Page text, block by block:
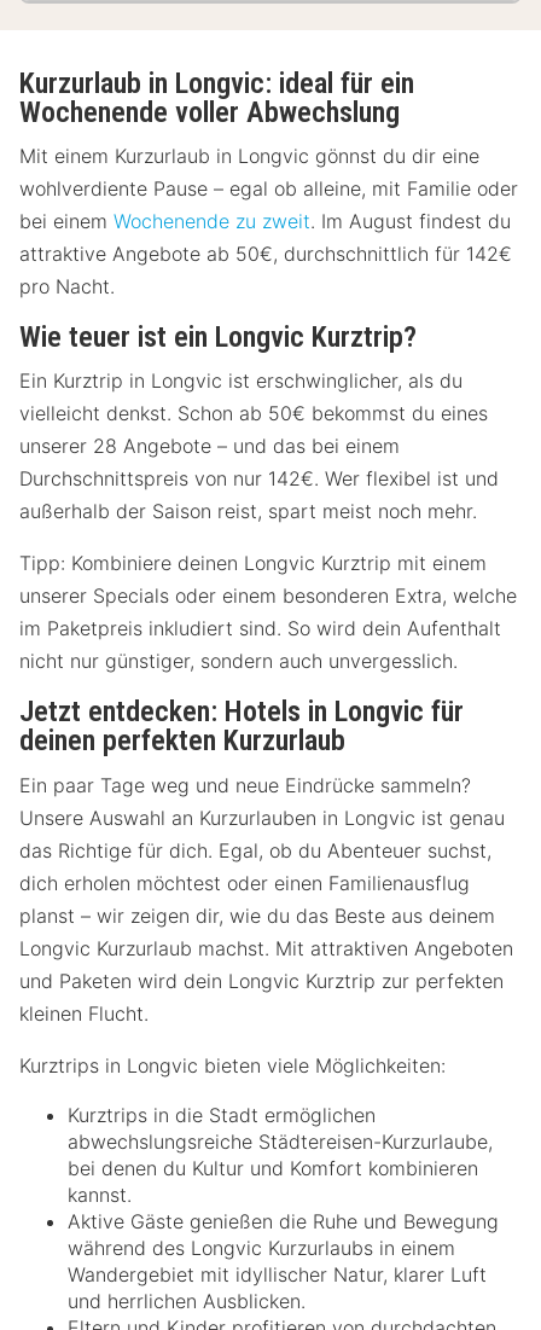
Kurzurlaub in Longvic: ideal für ein
Wochenende voller Abwechslung
Mit einem Kurzurlaub in Longvic gönnst du dir eine
wohlverdiente Pause – egal ob alleine, mit Familie oder
bei einem Wochenende zu zweit. Im August findest du
attraktive Angebote ab 50€, durchschnittlich für 142€
pro Nacht.
Wie teuer ist ein Longvic Kurztrip?
Ein Kurztrip in Longvic ist erschwinglicher, als du
vielleicht denkst. Schon ab 50€ bekommst du eines
unserer 28 Angebote – und das bei einem
Durchschnittspreis von nur 142€. Wer flexibel ist und
außerhalb der Saison reist, spart meist noch mehr.
Tipp: Kombiniere deinen Longvic Kurztrip mit einem
unserer Specials oder einem besonderen Extra, welche
im Paketpreis inkludiert sind. So wird dein Aufenthalt
nicht nur günstiger, sondern auch unvergesslich.
Jetzt entdecken: Hotels in Longvic für
deinen perfekten Kurzurlaub
Ein paar Tage weg und neue Eindrücke sammeln?
Unsere Auswahl an Kurzurlauben in Longvic ist genau
das Richtige für dich. Egal, ob du Abenteuer suchst,
dich erholen möchtest oder einen Familienausflug
planst – wir zeigen dir, wie du das Beste aus deinem
Longvic Kurzurlaub machst. Mit attraktiven Angeboten
und Paketen wird dein Longvic Kurztrip zur perfekten
kleinen Flucht.
Kurztrips in Longvic bieten viele Möglichkeiten:
Kurztrips in die Stadt ermöglichen
abwechslungsreiche Städtereisen-Kurzurlaube,
bei denen du Kultur und Komfort kombinieren
kannst.
Aktive Gäste genießen die Ruhe und Bewegung
während des Longvic Kurzurlaubs in einem
Wandergebiet mit idyllischer Natur, klarer Luft
und herrlichen Ausblicken.